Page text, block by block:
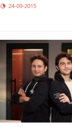
24-09-2015